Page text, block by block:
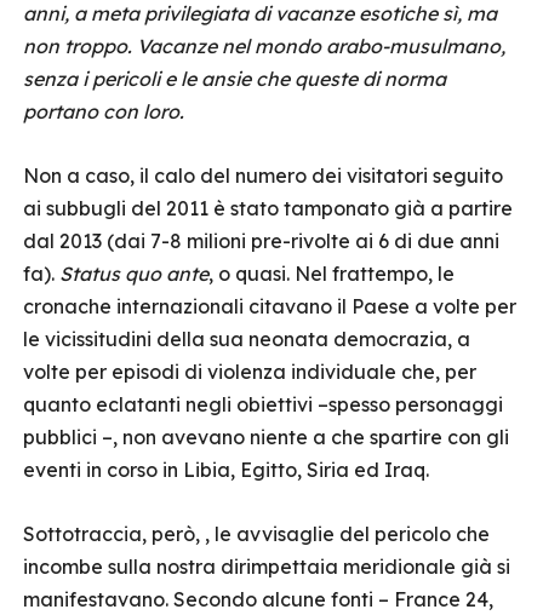
anni, a meta privilegiata di vacanze esotiche sì, ma
non troppo. Vacanze nel mondo arabo-musulmano,
senza i pericoli e le ansie che queste di norma
portano con loro.
Non a caso, il calo del numero dei visitatori seguito
ai subbugli del 2011 è stato tamponato già a partire
dal 2013 (dai 7-8 milioni pre-rivolte ai 6 di due anni
fa). Status quo ante, o quasi. Nel frattempo, le
cronache internazionali citavano il Paese a volte per
le vicissitudini della sua neonata democrazia, a
volte per episodi di violenza individuale che, per
quanto eclatanti negli obiettivi –spesso personaggi
pubblici –, non avevano niente a che spartire con gli
eventi in corso in Libia, Egitto, Siria ed Iraq.
Sottotraccia, però, , le avvisaglie del pericolo che
incombe sulla nostra dirimpettaia meridionale già si
manifestavano. Secondo alcune fonti – France 24,